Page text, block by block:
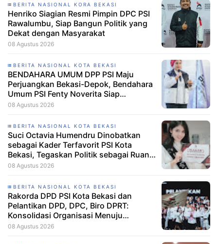
BERITA NASIONAL KORA BEKASI
Henriko Siagian Resmi Pimpin DPC PSI
Rawalumbu, Siap Bangun Politik yang
Dekat dengan Masyarakat
08 Agustus 2026
BERITA NASIONAL KOTA BEKASI
BENDAHARA UMUM DPP PSI Maju
Perjuangkan Bekasi-Depok, Bendahara
Umum PSI Fenty Noverita Siap
Bertarung di Dapil Jabar VI
08 Agustus 2026
BERITA NASIONAL KOTA BEKASI
Suci Octavia Humendru Dinobatkan
sebagai Kader Terfavorit PSI Kota
Bekasi, Tegaskan Politik sebagai Ruang
untuk Bertumbuh Bersama
08 Agustus 2026
BERITA NASIONAL KOTA BEKASI
Rakorda DPD PSI Kota Bekasi dan
Pelantikan DPD, DPC, Biro DPRT:
Konsolidasi Organisasi Menuju
Kemenangan PSI 2029
08 Agustus 2026